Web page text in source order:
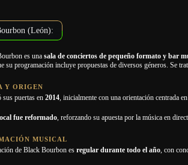
(León):
es unasala de conciertos de pequeño formato y bar
su programación incluye propuestas de diversos géneros. Se
Y ORIGEN
sus puertas en2014, inicialmente con una orientación centrada
fue reformado, reforzando su apuesta por la música en
MUSICAL
de Black Bourbon esregular durante todo el año, con